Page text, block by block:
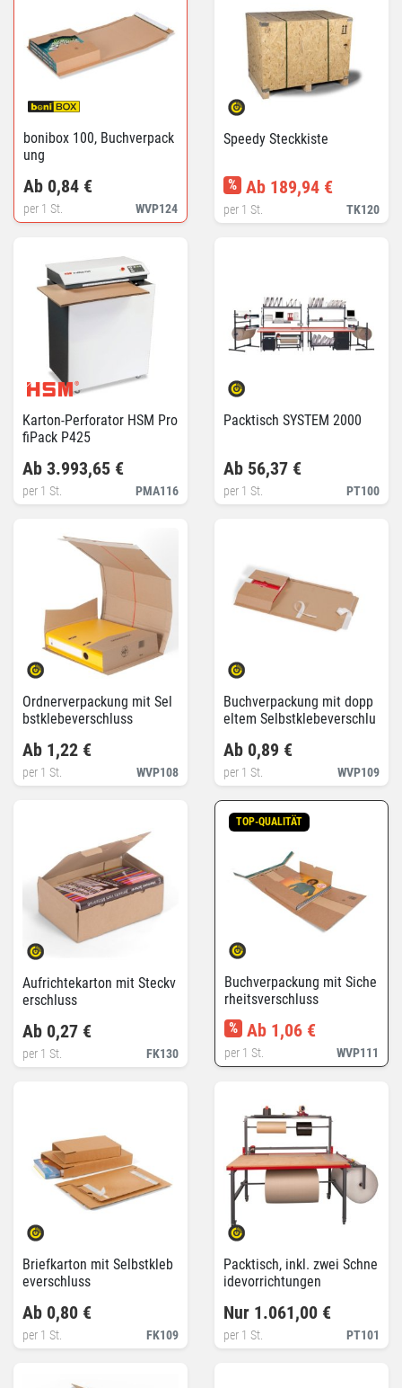
bonibox 100, Buchverpack
ung
WVP124
Ab 0,84 €
per 1 St.
Speedy Steckkiste
TK120
% Ab 189,94 €
per 1 St.
Karton-Perforator HSM Pro
fiPack P425
PMA116
Ab 3.993,65 €
per 1 St.
Packtisch SYSTEM 2000
PT100
Ab 56,37 €
per 1 St.
Ordnerverpackung mit Sel
bstklebeverschluss
WVP108
Ab 1,22 €
per 1 St.
Buchverpackung mit dopp
eltem Selbstklebeverschlu
WVP109
Ab 0,89 €
per 1 St.
Aufrichtekarton mit Steckv
erschluss
FK130
Ab 0,27 €
per 1 St.
TOP-QUALITÄT
Buchverpackung mit Siche
rheitsverschluss
WVP111
% Ab 1,06 €
per 1 St.
Briefkarton mit Selbstkleb
everschluss
FK109
Ab 0,80 €
per 1 St.
Packtisch, inkl. zwei Schne
idevorrichtungen
PT101
Nur 1.061,00 €
per 1 St.